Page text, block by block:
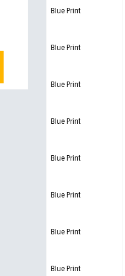
Blue Print
Blue Print
Blue Print
Blue Print
Blue Print
Blue Print
Blue Print
Blue Print